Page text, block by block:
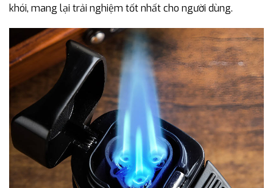
khói, mang lại trải nghiệm tốt nhất cho người dùng.